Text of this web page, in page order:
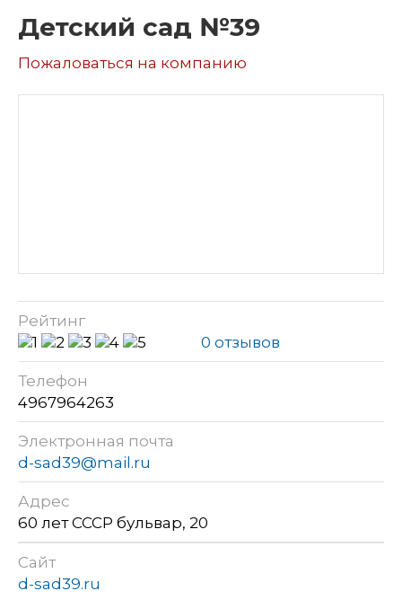
Детский сад №39
Пожаловаться на компанию
Рейтинг
0 отзывов
Телефон
4967964263
Электронная почта
d-sad39@mail.ru
Адрес
60 лет СССР бульвар, 20
Сайт
d-sad39.ru